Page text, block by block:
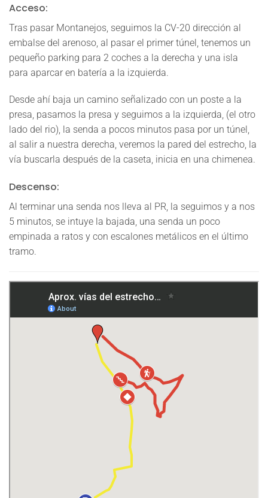
Acceso:
Tras pasar Montanejos, seguimos la CV-20 dirección al
embalse del arenoso, al pasar el primer túnel, tenemos un
pequeño parking para 2 coches a la derecha y una isla
para aparcar en batería a la izquierda.
Desde ahí baja un camino señalizado con un poste a la
presa, pasamos la presa y seguimos a la izquierda, (el otro
lado del rio), la senda a pocos minutos pasa por un túnel,
al salir a nuestra derecha, veremos la pared del estrecho, la
vía buscarla después de la caseta, inicia en una chimenea.
Descenso:
Al terminar una senda nos lleva al PR, la seguimos y a nos
5 minutos, se intuye la bajada, una senda un poco
empinada a ratos y con escalones metálicos en el último
tramo.